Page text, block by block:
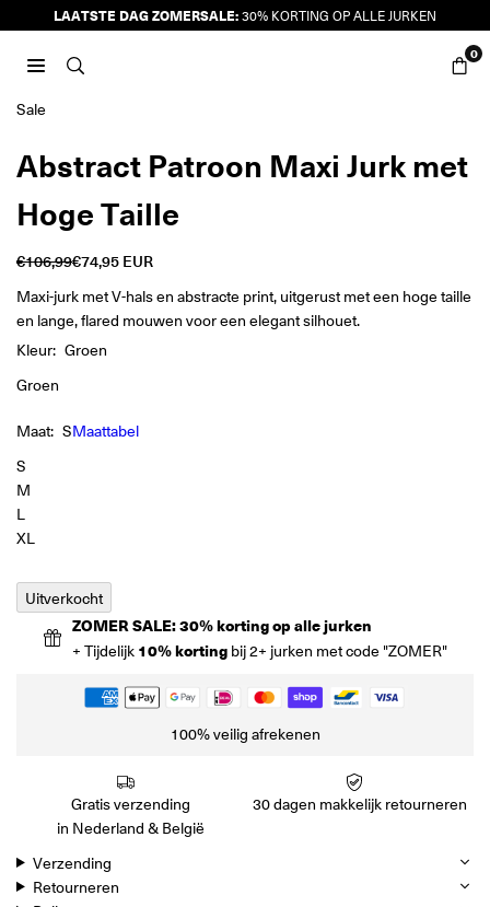
naar
inhoud
LAATSTE DAG ZOMERSALE:30% KORTING OP ALLE JURKEN
0
Sale
Abstract Patroon Maxi Jurk met
Hoge Taille
Reguliere
prijs
€106,99€74,95 EUR
Maxi-jurk met V-hals en abstracte print, uitgerust met een hoge taille
en lange, flared mouwen voor een elegant silhouet.
Kleur: Groen
Groen
Maat: SMaattabel
S
M
L
XL
Uitverkocht
ZOMER SALE: 30% korting op alle jurken
+ Tijdelijk 10% kortingbij 2+ jurken met code "ZOMER"
100% veilig afrekenen
Gratis verzending
in Nederland & België
30 dagen makkelijk retourneren
Verzending
Retourneren